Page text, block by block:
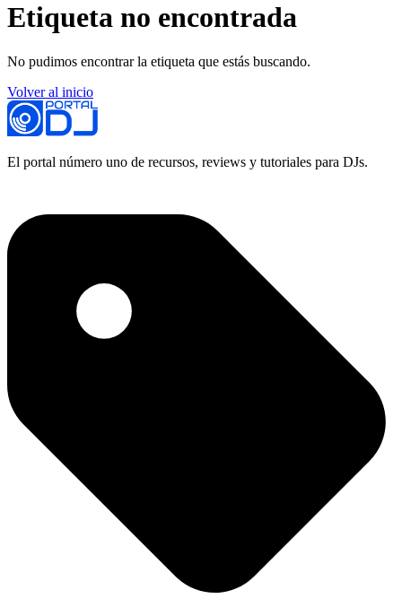
Etiqueta no encontrada
No pudimos encontrar la etiqueta que estás buscando.
Volver al inicio
El portal número uno de recursos, reviews y tutoriales para DJs.